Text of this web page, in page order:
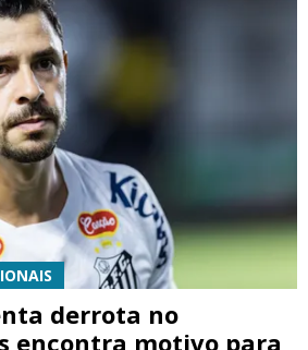
derrota no
encontra motivo para